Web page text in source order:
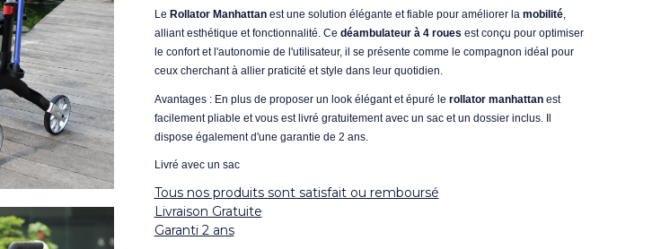
Le Rollator Manhattanest une solution élégante et fiable pour améliorer la mobilité,
alliant esthétique et fonctionnalité. Ce déambulateurà 4 roues est conçu pour optimiser
le confort et l'autonomie de l'utilisateur, il se présente comme le compagnon idéal pour
ceux cherchant à allier praticité et style dans leur quotidien.
Avantages : En plus de proposer un look élégant et épuré le rollator manhattanest
facilement pliable et vous est livré gratuitement avec un sac et un dossier inclus. Il
dispose également d'une garantie de 2 ans.
Livré avec un sac
Tous nos produits sont satisfait ou remboursé
Livraison Gratuite
Garanti 2 ans